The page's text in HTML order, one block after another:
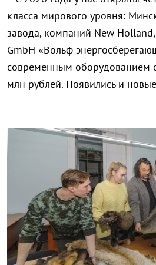
класса мирового уровня:
завода, компаний New Holland,
GmbH «Вольф
современным оборудованием
млн рублей. Появились и